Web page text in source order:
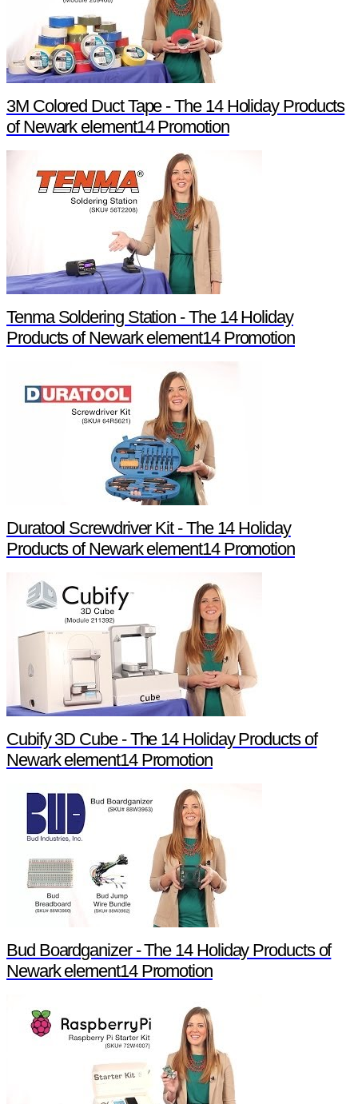
3M Colored Duct Tape - The 14 Holiday Products
of Newark element14 Promotion
Tenma Soldering Station - The 14 Holiday
Products of Newark element14 Promotion
Duratool Screwdriver Kit - The 14 Holiday
Products of Newark element14 Promotion
Cubify 3D Cube - The 14 Holiday Products of
Newark element14 Promotion
Bud Boardganizer - The 14 Holiday Products of
Newark element14 Promotion